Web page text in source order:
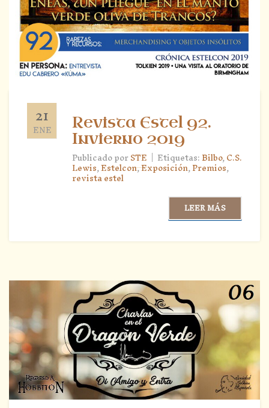
21
ENE
Revista Estel 92.
Invierno 2019
Publicado porSTE | Etiquetas:Bilbo,C.S.
Lewis,Estelcon,Exposición,Premios,
revista estel
LEER MÁS